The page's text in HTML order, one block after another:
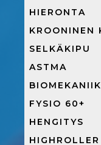
HIERONTA
KROONINEN
SELKÄKIPU
ASTMA
FYSIO 60+
HENGITYS
HIGHROLLER